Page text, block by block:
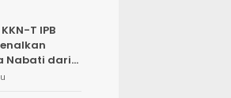
T IPB
Nabati dari